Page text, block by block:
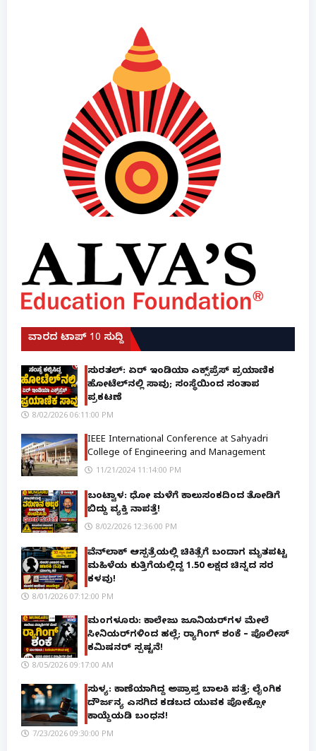
ವಾರದ ಟಾಪ್ 10 ಸುದ್ದಿ
ಸುರತ್ಕಲ್: ಏರ್ ಇಂಡಿಯಾ ಎಕ್ಸ್‌ಪ್ರೆಸ್ ಪ್ರಯಾಣಿಕ
ಹೋಟೆಲ್‌ನಲ್ಲಿ ಸಾವು; ಸಂಸ್ಥೆಯಿಂದ ಸಂತಾಪ
ಪ್ರಕಟಣೆ
8/02/2026 06:11:00 PM
IEEE International Conference at Sahyadri
College of Engineering and Management
11/21/2024 11:14:00 PM
ಬಂಟ್ವಾಳ: ಧೋ ಮಳೆಗೆ ಕಾಲುಸಂಕದಿಂದ ತೋಡಿಗೆ
ಬಿದ್ದು ವ್ಯಕ್ತಿ ನಾಪತ್ತೆ!
8/02/2026 12:36:00 PM
ವೆನ್‌ಲಾಕ್ ಆಸ್ಪತ್ರೆಯಲ್ಲಿ ಚಿಕಿತ್ಸೆಗೆ ಬಂದಾಗ ಮೃತಪಟ್ಟ
ಮಹಿಳೆಯ ಕುತ್ತಿಗೆಯಲ್ಲಿದ್ದ ₹1.50 ಲಕ್ಷದ ಚಿನ್ನದ ಸರ
ಕಳವು!
8/01/2026 07:12:00 PM
ಮಂಗಳೂರು: ಕಾಲೇಜು ಜೂನಿಯರ್‌ಗಳ ಮೇಲೆ
ಸೀನಿಯರ್‌ಗಳಿಂದ ಹಲ್ಲೆ; ರ‌್ಯಾಗಿಂಗ್ ಶಂಕೆ – ಪೊಲೀಸ್
ಕಮಿಷನರ್ ಸ್ಪಷ್ಟನೆ!
8/05/2026 09:17:00 AM
ಸುಳ್ಯ: ಕಾಣೆಯಾಗಿದ್ದ ಅಪ್ರಾಪ್ತ ಬಾಲಕಿ ಪತ್ತೆ; ಲೈಂಗಿಕ
ದೌರ್ಜನ್ಯ ಎಸಗಿದ ಕಡಬದ ಯುವಕ ಪೋಕ್ಸೋ
ಕಾಯ್ದೆಯಡಿ ಬಂಧನ!
7/23/2026 09:30:00 PM